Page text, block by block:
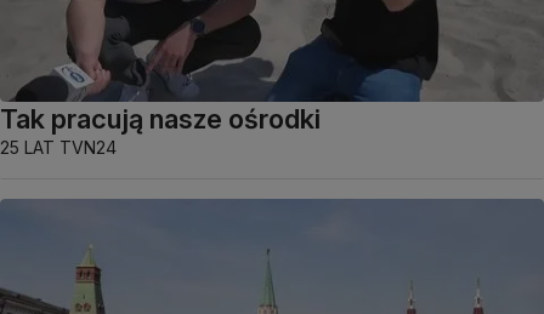
Tak pracują nasze ośrodki
25 LAT TVN24